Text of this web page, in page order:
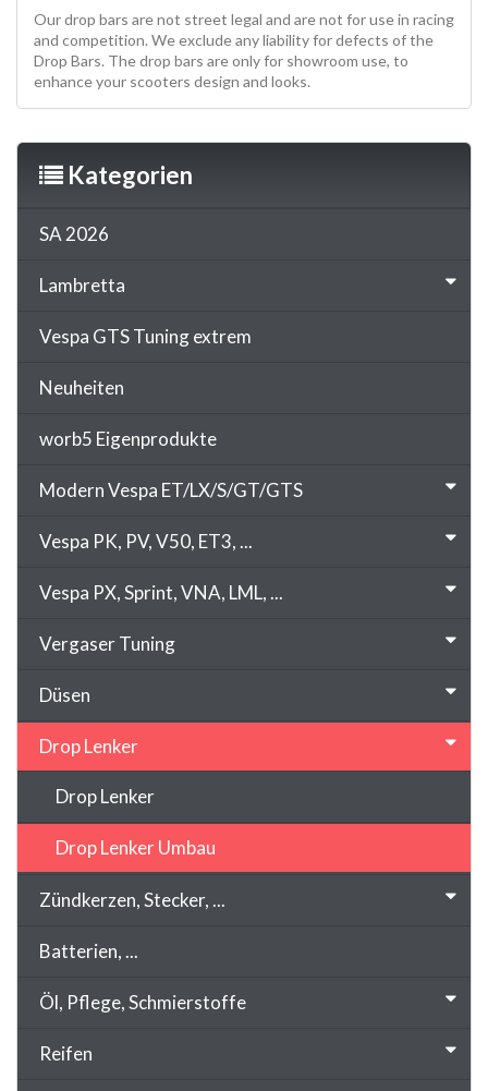
Our drop bars are not street legal and are not for use in racing
and competition. We exclude any liability for defects of the
Drop Bars. The drop bars are only for showroom use, to
enhance your scooters design and looks.
Kategorien
SA 2026
Lambretta
Vespa GTS Tuning extrem
Neuheiten
worb5 Eigenprodukte
Modern Vespa ET/LX/S/GT/GTS
Vespa PK, PV, V50, ET3, ...
Vespa PX, Sprint, VNA, LML, ...
Vergaser Tuning
Düsen
Drop Lenker
Drop Lenker
Drop Lenker Umbau
Zündkerzen, Stecker, ...
Batterien, ...
Öl, Pflege, Schmierstoffe
Reifen